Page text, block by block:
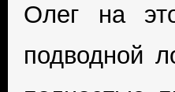
Олег на
подводной